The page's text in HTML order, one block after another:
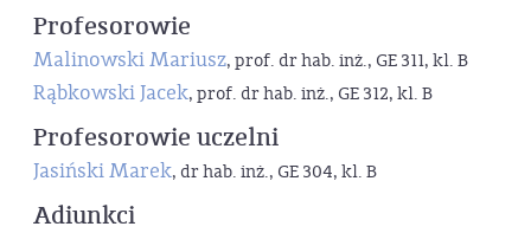
Profesorowie
Malinowski Mariusz, prof. dr hab. inż., GE 311, kl. B
Rąbkowski Jacek, prof. dr hab. inż., GE 312, kl. B
Profesorowie uczelni
Jasiński Marek, dr hab. inż., GE 304, kl. B
Adiunkci